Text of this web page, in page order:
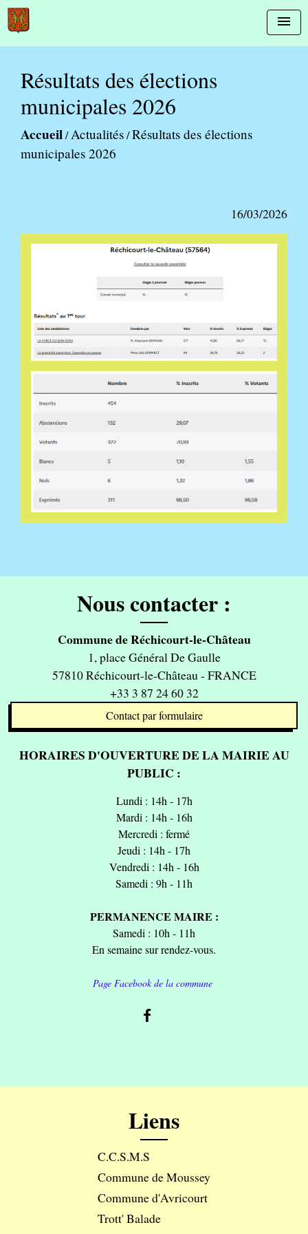
menu
Résultats des élections
municipales 2026
Accueil/Actualités/Résultats des élections
municipales 2026
16/03/2026
Nous contacter :
Commune de Réchicourt-le-Château
1, place Général De Gaulle
57810 Réchicourt-le-Château - FRANCE
+33 3 87 24 60 32
Contact par formulaire
HORAIRES D'OUVERTURE DE LA MAIRIE AU
PUBLIC :
Lundi : 14h - 17h
Mardi : 14h - 16h
Mercredi : fermé
Jeudi : 14h - 17h
Vendredi : 14h - 16h
Samedi : 9h - 11h
PERMANENCE MAIRE :
Samedi : 10h - 11h
En semaine sur rendez-vous.
Page Facebook de la commune
Liens
C.C.S.M.S
Commune de Moussey
Commune d'Avricourt
Trott' Balade